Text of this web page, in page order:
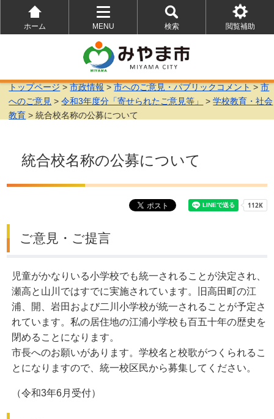
ホーム
MENU
を
開
く
検索
を
開
く
閲覧補助
を
トップページ >市政情報 >市へのご意見・パブリックコメント >市
へのご意見 >令和3年度分「寄せられたご意見等」 >学校教育・社会
教育 > 統合校名称の公募について
統合校名称の公募について
ご意見・ご提言
児童がかなりいる小学校でも統一されることが決定され、
瀬高と山川ではすでに実施されています。旧高田町の江
浦、開、岩田および二川小学校が統一されることが予定さ
れています。私の居住地の江浦小学校も百五十年の歴史を
閉めることになります。
市長へのお願いがあります。学校名と校歌がつくられるこ
とになりますので、統一校区民から募集してください。
（令和3年6月受付）